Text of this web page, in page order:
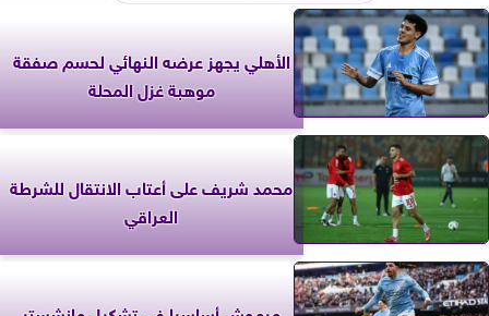
الأهلي يجهز عرضه النهائي لحسم صفقة
موهبة غزل المحلة
محمد شريف على أعتاب الانتقال للشرطة
العراقي